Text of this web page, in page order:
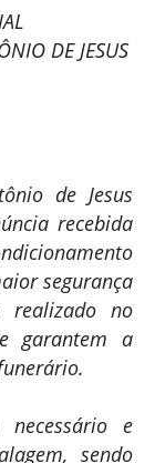
DE JESUS
de Jesus
recebida
segurança
realizado no
garantem a
e
sendo